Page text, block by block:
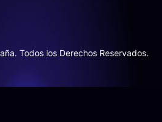
Todos los Derechos Reservados.